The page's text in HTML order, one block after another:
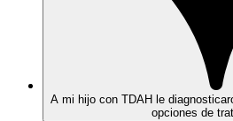
A mi hijo con TDAH le
opciones de